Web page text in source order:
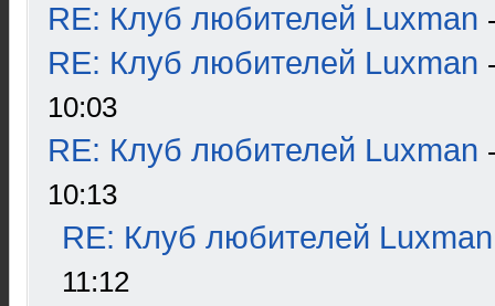
RE: Клуб любителей Luxman
RE: Клуб любителей Luxman
10:03
RE: Клуб любителей Luxman
10:13
RE: Клуб любителей Luxman
11:12